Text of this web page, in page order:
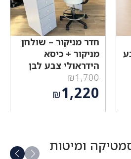
חדר מניקור – שולחן
מניקור + כיסא
הידראולי צבע לבן
₪1,700
המחיר
המקורי
היה:
₪1,220
₪1,220.
ומיטות